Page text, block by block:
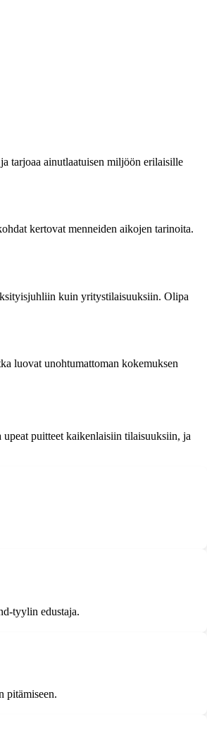
tarjoaa ainutlaatuisen miljöön erilaisille
kertovat menneiden aikojen tarinoita.
kuin yritystilaisuuksiin. Olipa
luovat unohtumattoman kokemuksen
upeat puitteet kaikenlaisiin tilaisuuksiin, ja
tyylin edustaja.
pitämiseen.